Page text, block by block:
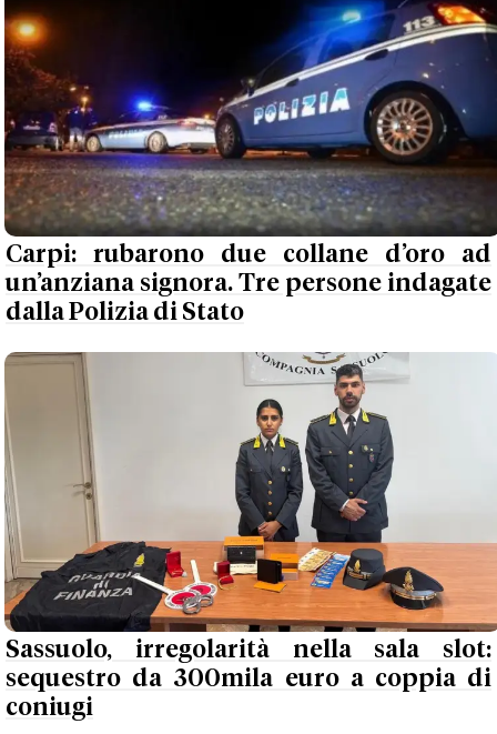
Carpi: rubarono due collane d’oro ad
un’anziana signora. Tre persone indagate
dalla Polizia di Stato
Sassuolo, irregolarità nella sala slot:
sequestro da 300mila euro a coppia di
coniugi